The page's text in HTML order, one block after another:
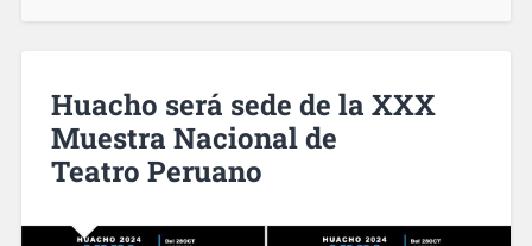
Huacho será sede de la XXX
Muestra Nacional de
Teatro Peruano